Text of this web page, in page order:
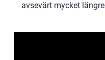
avsevärt mycket längre